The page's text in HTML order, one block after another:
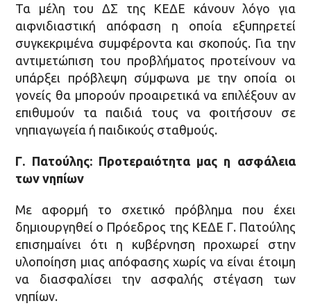
Τα μέλη του ΔΣ της ΚΕΔΕ κάνουν λόγο για
αιφνιδιαστική απόφαση η οποία εξυπηρετεί
συγκεκριμένα συμφέροντα και σκοπούς. Για την
αντιμετώπιση του προβλήματος προτείνουν να
υπάρξει πρόβλεψη σύμφωνα με την οποία οι
γονείς θα μπορούν προαιρετικά να επιλέξουν αν
επιθυμούν τα παιδιά τους να φοιτήσουν σε
νηπιαγωγεία ή παιδικούς σταθμούς.
Γ. Πατούλης: Προτεραιότητα μας η ασφάλεια
των νηπίων
Με αφορμή το σχετικό πρόβλημα που έχει
δημιουργηθεί ο Πρόεδρος της ΚΕΔΕ Γ. Πατούλης
επισημαίνει ότι η κυβέρνηση προχωρεί στην
υλοποίηση μιας απόφασης χωρίς να είναι έτοιμη
να διασφαλίσει την ασφαλής στέγαση των
νηπίων.